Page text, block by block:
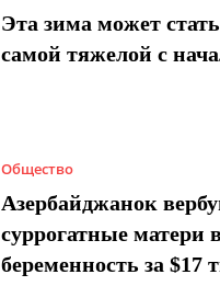
Эта зима может
самой тяжелой с
Общество
Азербайджанок
суррогатные матери
беременность за $17